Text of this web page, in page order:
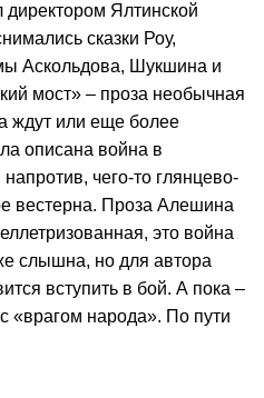
Ялтинской
сказки Роу,
Аскольдова, Шукшина и
мост» – проза необычная
ждут или еще более
описана война в
чего-то глянцево-
вестерна. Проза Алешина
это война
слышна, но для автора
вступить в бой. А пока –
«врагом народа». По пути